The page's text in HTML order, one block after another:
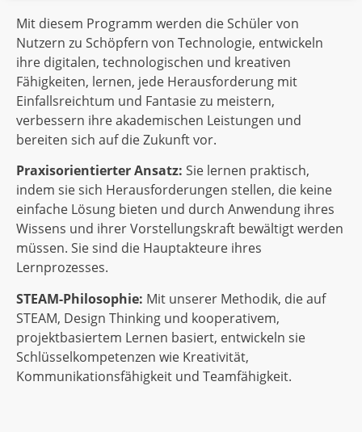
Mit diesem Programm werden die Schüler von
Nutzern zu Schöpfern von Technologie, entwickeln
ihre digitalen, technologischen und kreativen
Fähigkeiten, lernen, jede Herausforderung mit
Einfallsreichtum und Fantasie zu meistern,
verbessern ihre akademischen Leistungen und
bereiten sich auf die Zukunft vor.
Praxisorientierter Ansatz: Sie lernen praktisch,
indem sie sich Herausforderungen stellen, die keine
einfache Lösung bieten und durch Anwendung ihres
Wissens und ihrer Vorstellungskraft bewältigt werden
müssen. Sie sind die Hauptakteure ihres
Lernprozesses.
STEAM-Philosophie: Mit unserer Methodik, die auf
STEAM, Design Thinking und kooperativem,
projektbasiertem Lernen basiert, entwickeln sie
Schlüsselkompetenzen wie Kreativität,
Kommunikationsfähigkeit und Teamfähigkeit.